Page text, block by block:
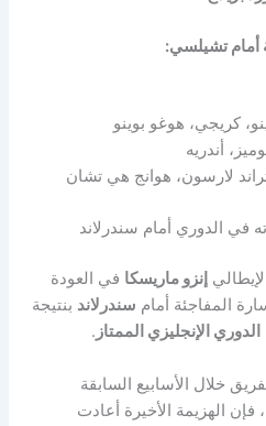
أمام تشيلسي:
كريجي، هوغو بوينو
أندريه
لارسون، هوانج هي تشان
الدوري أمام سندرلاند
إنزو ماريسكا في العودة
المفاجئة أمام سندرلاند بنتيجة
الدوري الإنجليزي الممتاز .
خلال الأسابيع السابقة
، فإن الهزيمة الأخيرة أعادت